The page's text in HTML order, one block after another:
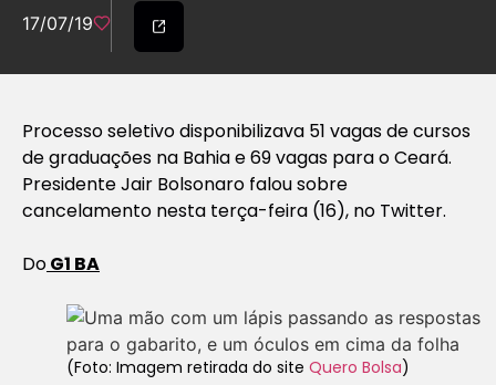
17/07/19
Processo seletivo disponibilizava 51 vagas de cursos
de graduações na Bahia e 69 vagas para o Ceará.
Presidente Jair Bolsonaro falou sobre
cancelamento nesta terça-feira (16), no Twitter.
DoG1 BA
(Foto: Imagem retirada do site Quero Bolsa)